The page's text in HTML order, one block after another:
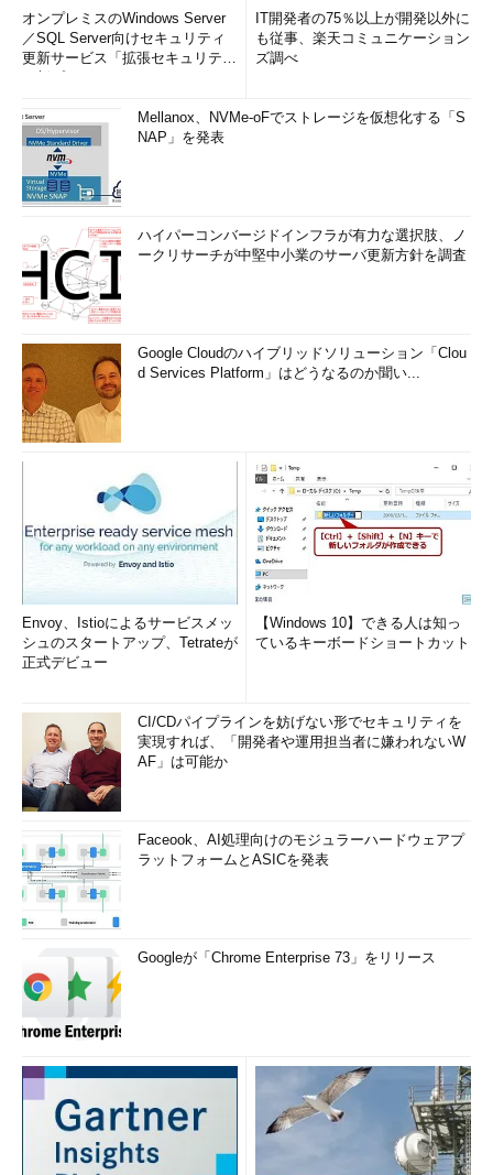
オンプレミスのWindows Server
／SQL Server向けセキュリティ
更新サービス「拡張セキュリティ
IT開発者の75％以上が開発以外に
も従事、楽天コミュニケーション
ズ調べ
Mellanox、NVMe-oFでストレージを仮想化する「S
NAP」を発表
ハイパーコンバージドインフラが有力な選択肢、ノ
ークリサーチが中堅中小業のサーバ更新方針を調査
Google Cloudのハイブリッドソリューション「Clou
d Services Platform」はどうなるのか聞い...
Envoy、Istioによるサービスメッ
シュのスタートアップ、Tetrateが
正式デビュー
【Windows 10】できる人は知っ
ているキーボードショートカット
CI/CDパイプラインを妨げない形でセキュリティを
実現すれば、「開発者や運用担当者に嫌われないW
AF」は可能か
Faceook、AI処理向けのモジュラーハードウェアプ
ラットフォームとASICを発表
Googleが「Chrome Enterprise 73」をリリース